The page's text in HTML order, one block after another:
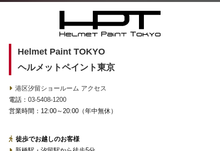
Helmet Paint TOKYO
ヘルメットペイント東京
港区汐留ショールーム アクセス
電話： 03-5408-1200
営業時間：12:00～20:00（年中無休）
徒歩でお越しのお客様